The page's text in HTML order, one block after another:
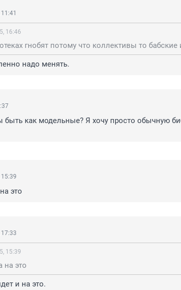
16:46
надо менять.
как модельные? Я хочу просто обычную
это
15:39
на это
и на это.